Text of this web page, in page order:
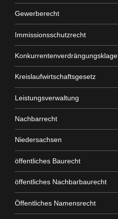
Gewerberecht
Immissionsschutzrecht
Konkurrentenverdrängungsklage
Kreislaufwirtschaftsgesetz
Leistungsverwaltung
Nachbarrecht
Niedersachsen
öffentliches Baurecht
öffentliches Nachbarbaurecht
Öffentliches Namensrecht